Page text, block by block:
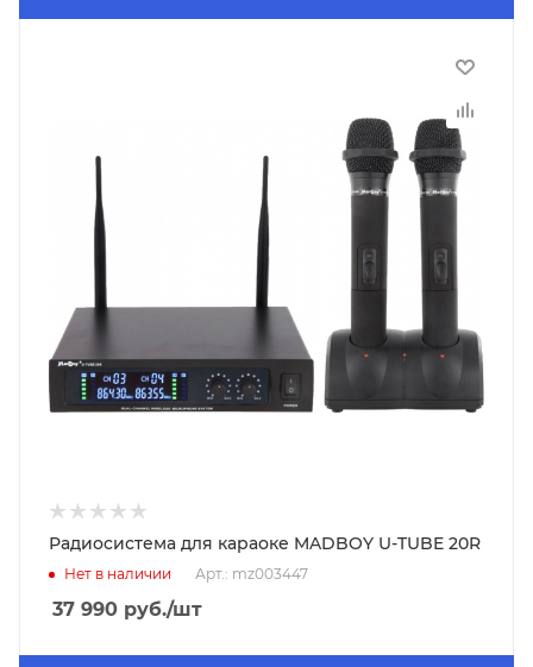
Радиосистема для караоке MADBOY U-TUBE 20R
Нет в наличии Арт.: mz003447
37 990 руб./шт